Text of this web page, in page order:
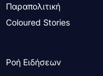
Παραπολιτική
Coloured Stories
Ροή Ειδήσεων